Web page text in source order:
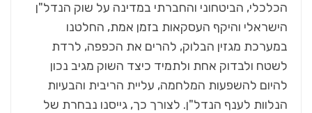
הכלכלי, הביטחוני והחברתי במדינה על שוק הנדל"ן
הישראלי והיקף העסקאות בזמן אמת, החלטנו
במערכת מגזין הבלוק, להרים את הכפפה, לרדת
לשטח ולבדוק אחת ולתמיד כיצד השוק מגיב נכון
להיום להשפעות המלחמה, עליית הריבית והבעיות
הנלוות לענף הנדל"ן. לצורך כך, גייסנו נבחרת של